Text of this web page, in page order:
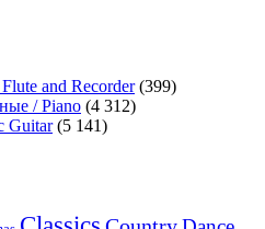
and Recorder(399)
/ Piano (4 312)
Guitar(5 141)